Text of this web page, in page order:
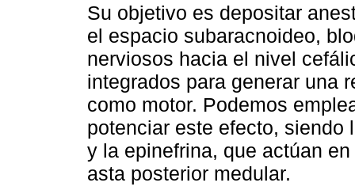
Su objetivo es depositar
el espacio subaracnoideo,
nerviosos hacia el nivel
integrados para generar una
como motor. Podemos
potenciar este efecto,
y la epinefrina, que actúan
asta posterior medular.